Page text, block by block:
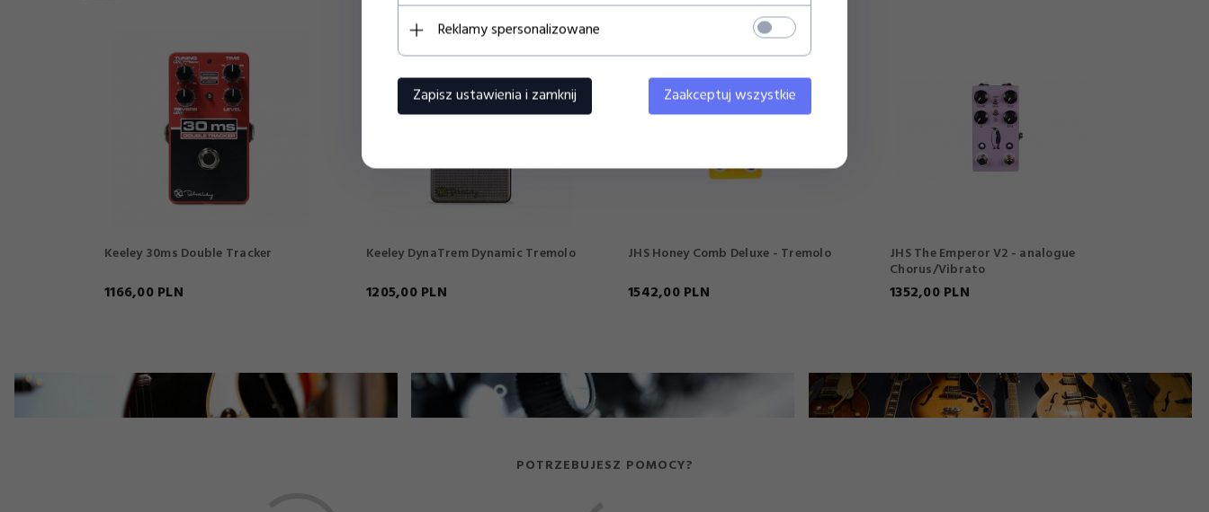
Keeley 30ms Double Tracker
1166,00 PLN
Keeley DynaTrem Dynamic Tremolo
1205,00 PLN
JHS Honey Comb Deluxe - Tremolo
1542,00 PLN
JHS The Emperor V2 - analogue
Chorus/Vibrato
1352,00 PLN
POTRZEBUJESZ POMOCY?
Reklamy spersonalizowane
Zapisz ustawienia i zamknij Zaakceptuj wszystkie